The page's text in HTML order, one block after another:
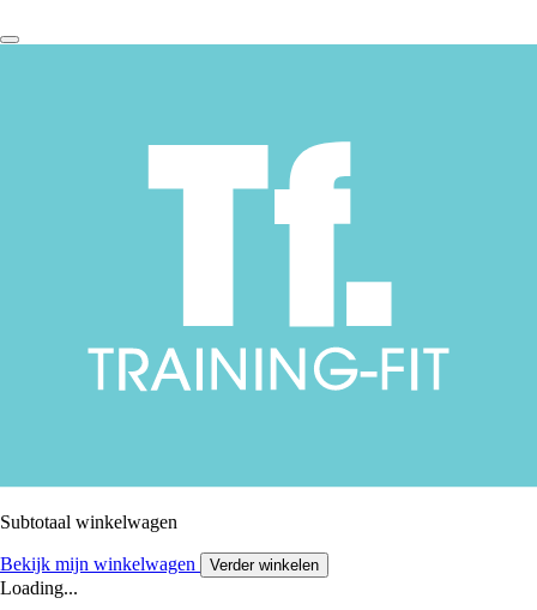
Subtotaal winkelwagen
Bekijk mijn winkelwagen Verder winkelen
Loading...